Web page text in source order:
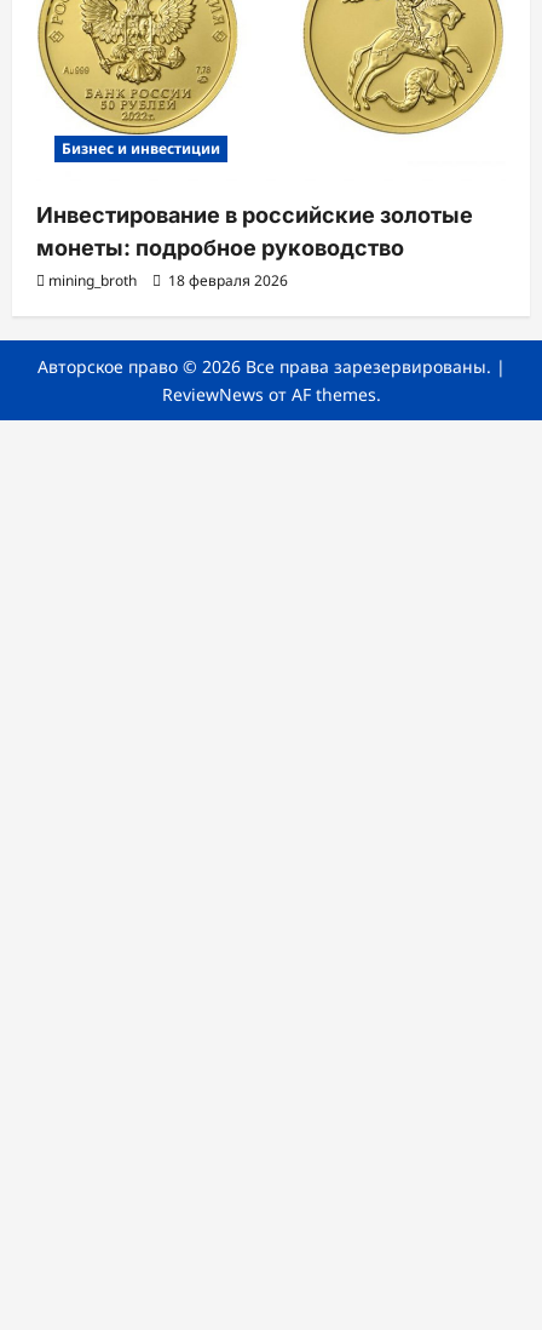
Бизнес и инвестиции
Инвестирование в российские золотые
монеты: подробное руководство
mining_broth 18 февраля 2026
Авторское право © 2026 Все права зарезервированы. |
ReviewNews от AF themes.